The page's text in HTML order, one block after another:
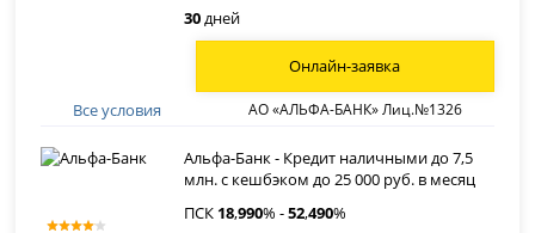
30дней
Все условия АО «АЛЬФА-БАНК» Лиц.№1326
Онлайн-заявка
Альфа-Банк - Кредит наличными до 7,5
млн. с кешбэком до 25 000 руб. в месяц
ПСК 18,990% -52,490%